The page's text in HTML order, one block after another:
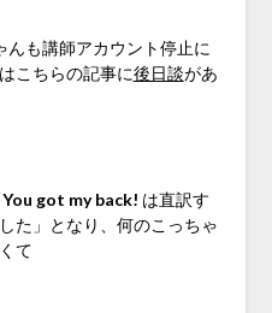
も講師アカウント停止に
こちらの記事に後日談があ
got my back! は直訳す
た」となり、何のこっちゃ
て